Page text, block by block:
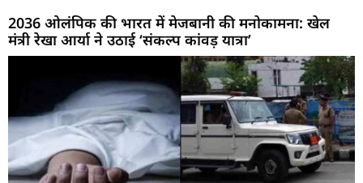
2036 ओलंपिक की भारत में मेजबानी की मनोकामना: खेल
मंत्री रेखा आर्या ने उठाई ‘संकल्प कांवड़ यात्रा’